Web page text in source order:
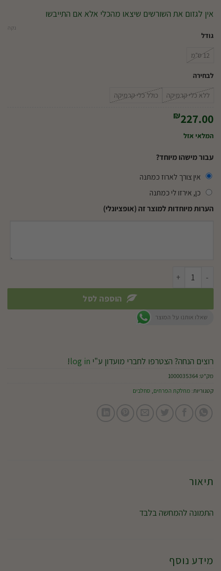
אין לגזום את השורשים שיצאו מהכלי אלא אם התייבשו
גודל
12 ס"מ
לבחירה
ללא כלי קרמיקה כולל כלי קרמיקה
נקה
₪227.00
המלאי אזל
עבור מישהו מיוחד?
אין צורך לארוז כמתנה
כן, אירזו לי כמתנה
הערות מיוחדות למוצר זה (אופציונלי)
כמות של סחלב 3 עמודי פריחה
הוספה לסל
שאלו אותנו על המוצר
רוצים הנחה? הצטרפו לחברי מועדון ע"י log in
!
מק"ט:1000035364
קטגוריות: מחלקת הפרחים, סחלבים
תיאור
התמונה להמחשה בלבד
מידע נוסף